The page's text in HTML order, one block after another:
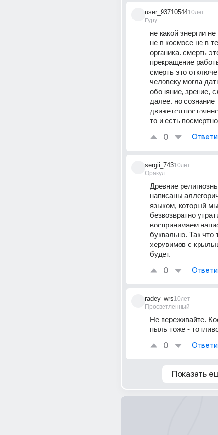
user_93710544
Гуру
10лет
не какой энергии
не в космосе не в
органика. смерть
прекращение
смерть это
человеку могла
обоняние, зрение,
далее. но сознание
движется
то и есть
0
sergii_743
Оракул
10лет
Древние
написаны
языком, который мы
безвозвратно
воспринимаем
буквально. Так что
херувимов с
будет.
0
radey_wrs
Просветленный
10лет
Не переживайте.
пыль тоже -
0
Показать